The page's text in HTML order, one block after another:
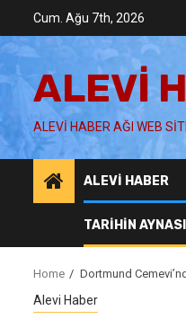
content
Cum. Ağu 7th, 2026
ALEVI
ALEVI HABER AĞI WEB
ALEVI HABER
TARIHIN AYNASI
Home Dortmund
Alevi Haber